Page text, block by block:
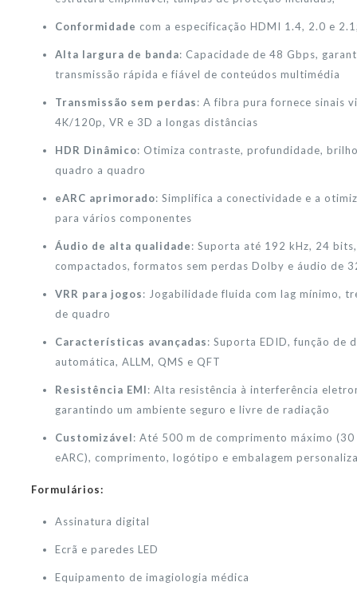
Conformidade com a especificação HDMI 1.4, 2.0 e
Alta largura de banda: Capacidade de 48 Gbps,
transmissão rápida e fiável de conteúdos multimédia
Transmissão sem perdas: A fibra pura fornece sinais
4K/120p, VR e 3D a longas distâncias
HDR Dinâmico: Otimiza contraste, profundidade,
quadro a quadro
eARC aprimorado: Simplifica a conectividade e a
para vários componentes
Áudio de alta qualidade: Suporta até 192 kHz, 24
compactados, formatos sem perdas Dolby e áudio de
VRR para jogos: Jogabilidade fluida com lag mínimo,
de quadro
Características avançadas: Suporta EDID, função de
automática, ALLM, QMS e QFT
Resistência EMI: Alta resistência à interferência
garantindo um ambiente seguro e livre de radiação
Customizável: Até 500 m de comprimento máximo
eARC), comprimento, logótipo e embalagem
Formulários:
Assinatura digital
Ecrã e paredes LED
Equipamento de imagiologia médica